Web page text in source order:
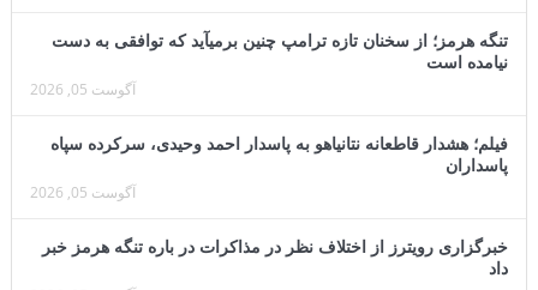
تنگه هرمز؛ از سخنان تازه ترامپ چنین برمیآید که توافقی به دست
نیامده است
آگوست 05, 2026
فیلم؛ هشدار قاطعانه نتانیاهو به پاسدار احمد وحیدی، سرکرده سپاه
پاسداران
آگوست 05, 2026
خبرگزاری رویترز از اختلاف نظر در مذاکرات در باره تنگه هرمز خبر
داد